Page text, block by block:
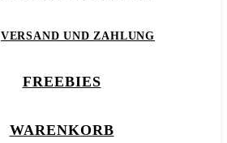
VERSAND UND ZAHLUNG
FREEBIES
WARENKORB